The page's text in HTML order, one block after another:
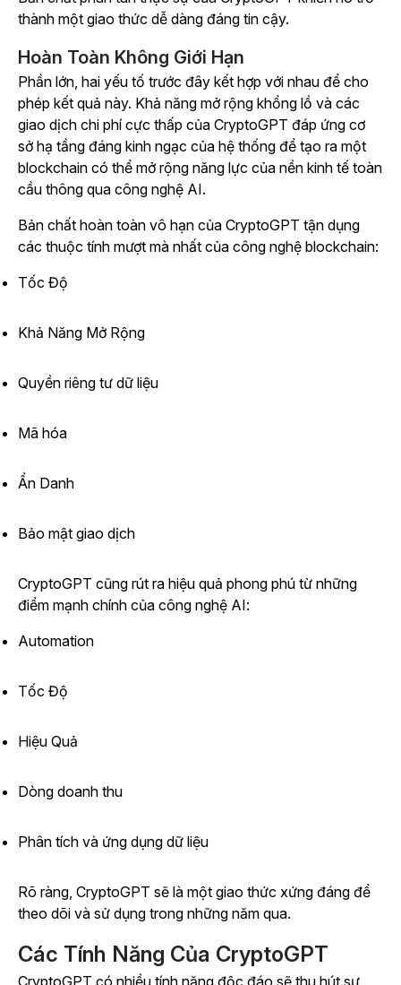
thành một giao thức dễ dàng đáng tin cậy.
Hoàn Toàn Không Giới Hạn
Phần lớn, hai yếu tố trước đây kết hợp với nhau để cho
phép kết quả này. Khả năng mở rộng khổng lồ và các
giao dịch chi phí cực thấp của CryptoGPT đáp ứng cơ
sở hạ tầng đáng kinh ngạc của hệ thống để tạo ra một
blockchain có thể mở rộng năng lực của nền kinh tế toàn
cầu thông qua công nghệ AI.
Bản chất hoàn toàn vô hạn của CryptoGPT tận dụng
các thuộc tính mượt mà nhất của công nghệ blockchain:
Tốc Độ
Khả Năng Mở Rộng
Quyền riêng tư dữ liệu
Mã hóa
Ẩn Danh
Bảo mật giao dịch
CryptoGPT cũng rút ra hiệu quả phong phú từ những
điểm mạnh chính của công nghệ AI:
Automation
Tốc Độ
Hiệu Quả
Dòng doanh thu
Phân tích và ứng dụng dữ liệu
Rõ ràng, CryptoGPT sẽ là một giao thức xứng đáng để
theo dõi và sử dụng trong những năm qua.
Các Tính Năng Của CryptoGPT
CryptoGPT có nhiều tính năng độc đáo sẽ thu hút sự